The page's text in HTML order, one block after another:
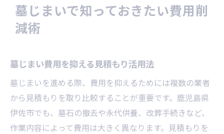
墓じまいで知っておきたい費用削
減術
墓じまい費用を抑える見積もり活用法
墓じまいを進める際、費用を抑えるためには複数の業者
から見積もりを取り比較することが重要です。鹿児島県
伊佐市でも、墓石の撤去や永代供養、改葬手続きなど、
作業内容によって費用は大きく異なります。見積もりを